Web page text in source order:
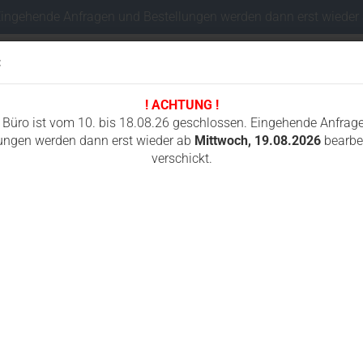
! ACHTUNG !
Büro ist vom 10. bis 18.08.26 geschlossen. Eingehende
werden dann erst wieder ab Mittwoch, 19.08.2026
verschickt.
Sprache auswählen
Anfragen und Bestellungen werden dann erst wieder